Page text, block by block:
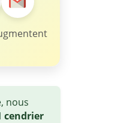
nous
cendrier